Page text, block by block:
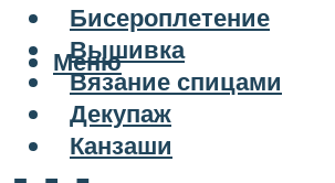
Бисероплетение
Вышивка
Вязание спицами
Декупаж
Канзаши
Меню